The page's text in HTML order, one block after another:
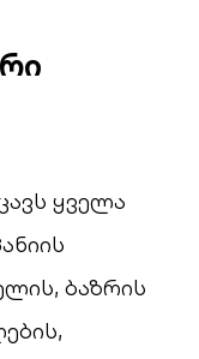
ყველა
ბაზრის